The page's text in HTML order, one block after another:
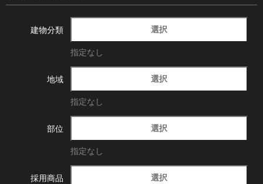
建物分類 選択
指定なし
地域 選択
指定なし
部位 選択
指定なし
採用商品 選択